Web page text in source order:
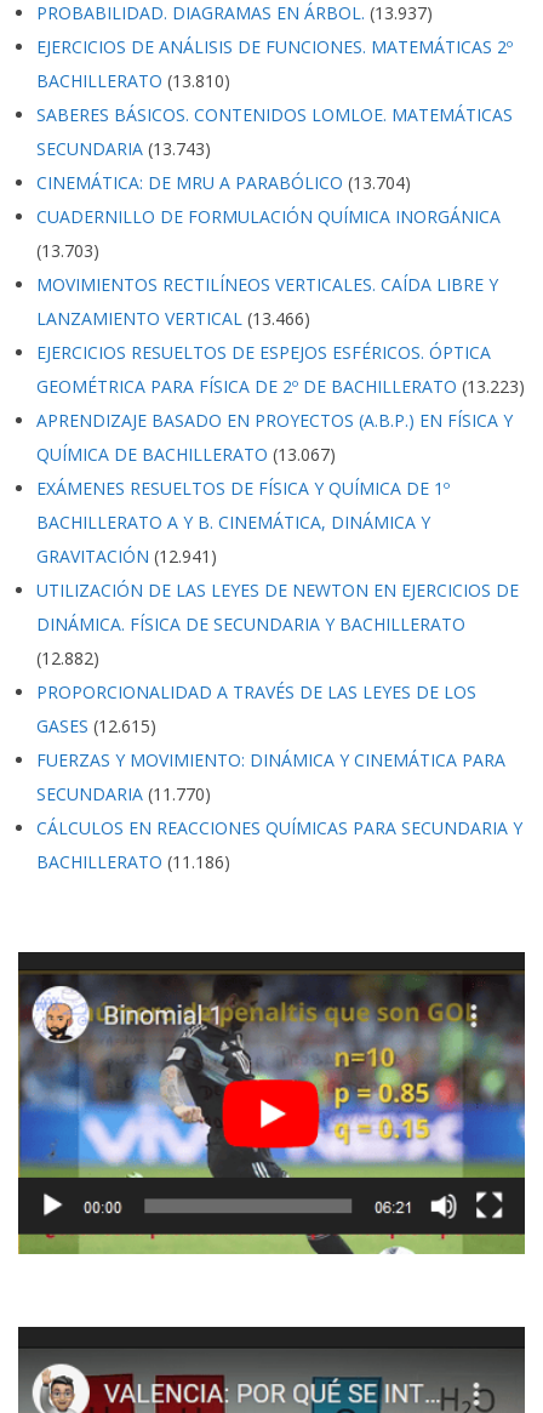
PROBABILIDAD. DIAGRAMAS EN ÁRBOL. (13.937)
EJERCICIOS DE ANÁLISIS DE FUNCIONES. MATEMÁTICAS 2º
BACHILLERATO (13.810)
SABERES BÁSICOS. CONTENIDOS LOMLOE. MATEMÁTICAS
SECUNDARIA (13.743)
CINEMÁTICA: DE MRU A PARABÓLICO (13.704)
CUADERNILLO DE FORMULACIÓN QUÍMICA INORGÁNICA
(13.703)
MOVIMIENTOS RECTILÍNEOS VERTICALES. CAÍDA LIBRE Y
LANZAMIENTO VERTICAL (13.466)
EJERCICIOS RESUELTOS DE ESPEJOS ESFÉRICOS. ÓPTICA
GEOMÉTRICA PARA FÍSICA DE 2º DE BACHILLERATO (13.223)
APRENDIZAJE BASADO EN PROYECTOS (A.B.P.) EN FÍSICA Y
QUÍMICA DE BACHILLERATO (13.067)
EXÁMENES RESUELTOS DE FÍSICA Y QUÍMICA DE 1º
BACHILLERATO A Y B. CINEMÁTICA, DINÁMICA Y
GRAVITACIÓN (12.941)
UTILIZACIÓN DE LAS LEYES DE NEWTON EN EJERCICIOS DE
DINÁMICA. FÍSICA DE SECUNDARIA Y BACHILLERATO
(12.882)
PROPORCIONALIDAD A TRAVÉS DE LAS LEYES DE LOS
GASES (12.615)
FUERZAS Y MOVIMIENTO: DINÁMICA Y CINEMÁTICA PARA
SECUNDARIA (11.770)
CÁLCULOS EN REACCIONES QUÍMICAS PARA SECUNDARIA Y
BACHILLERATO (11.186)